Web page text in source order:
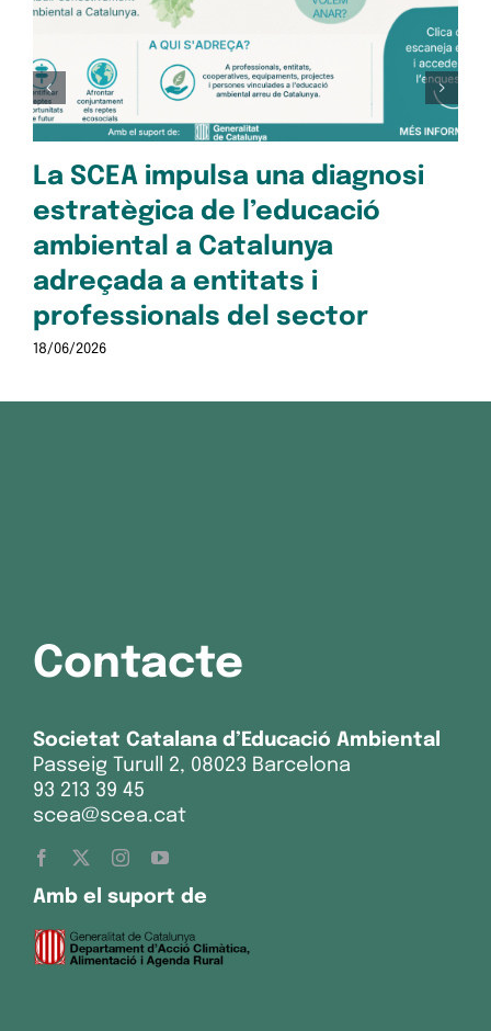
La SCEA impulsa una diagnosi
estratègica de l’educació
ambiental a Catalunya
adreçada a entitats i
professionals del sector
18/06/2026
Contacte
Societat Catalana d’Educació Ambiental
Passeig Turull 2, 08023 Barcelona
93 213 39 45
scea@scea.cat
Amb el suport de